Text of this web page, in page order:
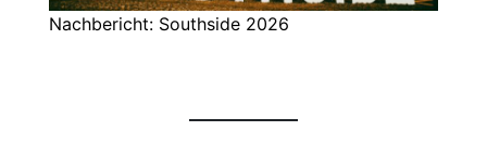
Nachbericht: Southside 2026